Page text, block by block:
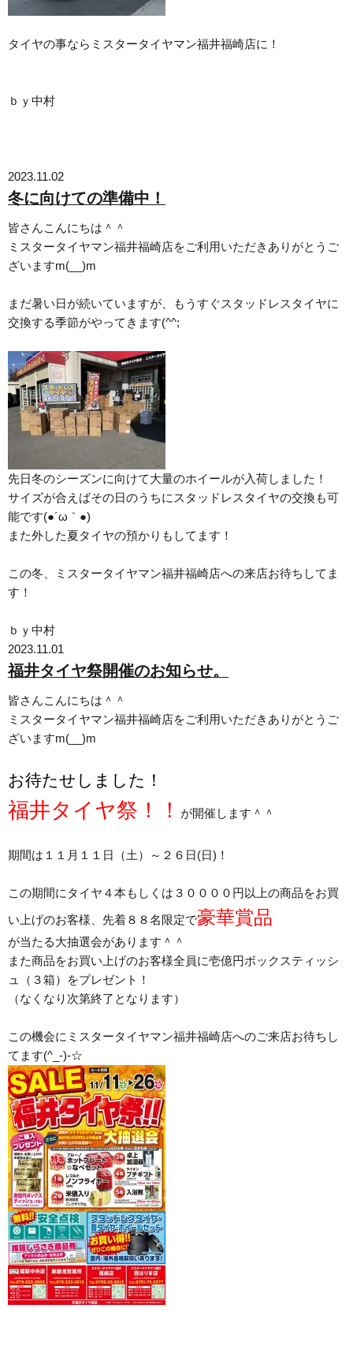
タイヤの事ならミスタータイヤマン福井福崎店に！
ｂｙ中村
2023.11.02
冬に向けての準備中！
皆さんこんにちは＾＾
ミスタータイヤマン福井福崎店をご利用いただきありがとうご
ざいますm(__)m
まだ暑い日が続いていますが、もうすぐスタッドレスタイヤに
交換する季節がやってきます(^^;
先日冬のシーズンに向けて大量のホイールが入荷しました！
サイズが合えばその日のうちにスタッドレスタイヤの交換も可
能です(●´ω｀●)
また外した夏タイヤの預かりもしてます！
この冬、ミスタータイヤマン福井福崎店への来店お待ちしてま
す！
ｂｙ中村
2023.11.01
福井タイヤ祭開催のお知らせ。
皆さんこんにちは＾＾
ミスタータイヤマン福井福崎店をご利用いただきありがとうご
ざいますm(__)m
お待たせしました！
福井タイヤ祭！！ が開催します＾＾
期間は１１月１１日（土）～２６日(日)！
この期間にタイヤ４本もしくは３００００円以上の商品をお買
い上げのお客様、先着８８名限定で豪華賞品
が当たる大抽選会があります＾＾
また商品をお買い上げのお客様全員に壱億円ボックスティッシ
ュ（３箱）をプレゼント！
（なくなり次第終了となります）
この機会にミスタータイヤマン福井福崎店へのご来店お待ちし
てます(^_-)-☆